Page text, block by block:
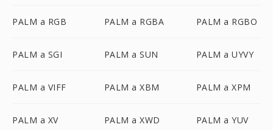
PALM a RGB PALM a RGBA PALM a RGBO
PALM a SGI PALM a SUN PALM a UYVY
PALM a VIFF PALM a XBM PALM a XPM
PALM a XV PALM a XWD PALM a YUV